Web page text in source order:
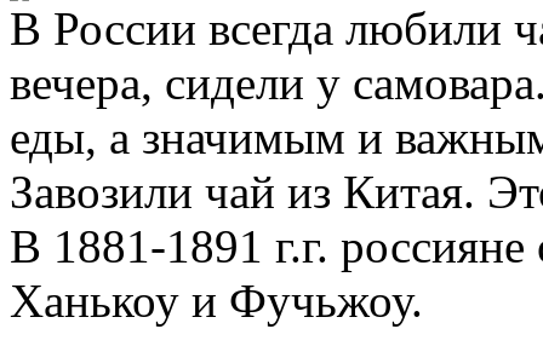
В России всегда любили
вечера, сидели у
еды, а значимым и
Завозили чай из Китая.
В 1881-1891 г.г.
Ханькоу и Фучьжоу.